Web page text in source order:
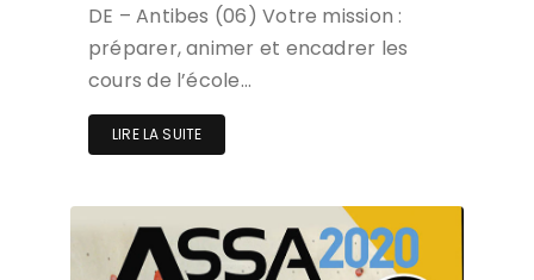
DE – Antibes (06) Votre mission :
préparer, animer et encadrer les
cours de l’école…
LIRE LA SUITE